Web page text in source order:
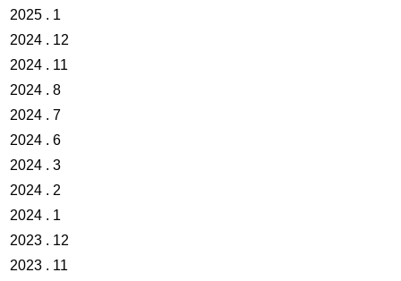
2025 . 1
2024 . 12
2024 . 11
2024 . 8
2024 . 7
2024 . 6
2024 . 3
2024 . 2
2024 . 1
2023 . 12
2023 . 11